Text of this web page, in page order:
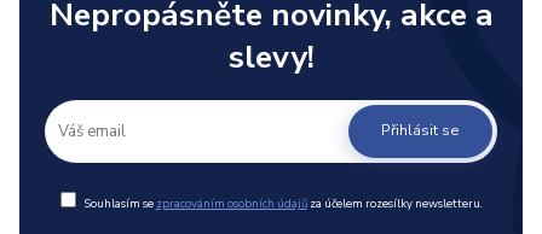
Nepropásněte novinky, akce a
slevy!
Přihlásit se
Souhlasím se zpracováním osobních údajůza účelem rozesílky newsletteru.